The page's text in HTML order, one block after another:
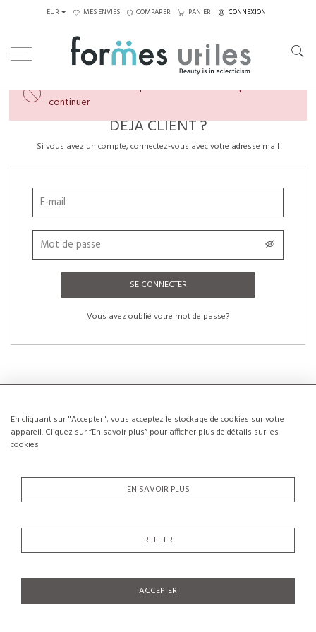
En cliquant sur "Accepter", vous acceptez le stockage de cookies sur votre
appareil. Cliquez sur “En savoir plus” pour afficher plus de détails sur les
cookies
EN SAVOIR PLUS
REJETER
ACCEPTER
EUR MES ENVIES COMPARER PANIER CONNEXION
Veuillez créer un compte ou vous connecter pour
continuer
DÉJÀ CLIENT ?
Si vous avez un compte, connectez-vous avec votre adresse mail
SE CONNECTER
Vous avez oublié votre mot de passe?
NOUVEAUX CLIENTS
La création d’un compte a de nombreux avantages: sauvegarder la liste de vos
CRÉER UN COMPTE